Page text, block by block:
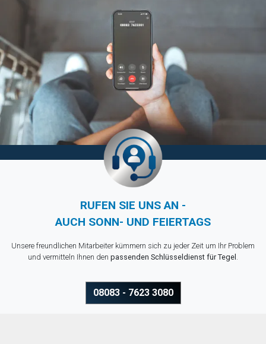
RUFEN SIE UNS AN -
AUCH SONN- UND FEIERTAGS
Unsere freundlichen Mitarbeiter kümmern sich zu jeder Zeit um Ihr Problem
und vermitteln Ihnen den passenden Schlüsseldienst für Tegel .
08083 - 7623 3080